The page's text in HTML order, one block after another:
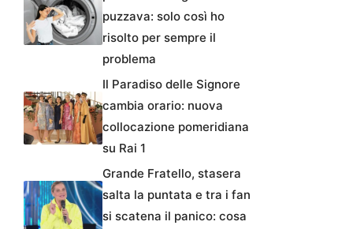
puzzava: solo così ho
risolto per sempre il
problema
Il Paradiso delle Signore
cambia orario: nuova
collocazione pomeridiana
su Rai 1
Grande Fratello, stasera
salta la puntata e tra i fan
si scatena il panico: cosa